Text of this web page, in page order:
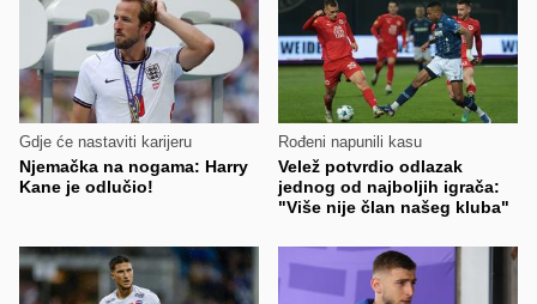
Gdje će nastaviti karijeru
Njemačka na nogama: Harry
Kane je odlučio!
Rođeni napunili kasu
Velež potvrdio odlazak
jednog od najboljih igrača:
"Više nije član našeg kluba"